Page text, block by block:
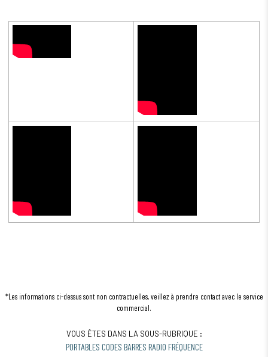
*Les informations ci-dessus sont non contractuelles, veillez à prendre contact avec le service
commercial.
VOUS ÊTES DANS LA SOUS-RUBRIQUE :
PORTABLES CODES BARRES RADIO FRÉQUENCE